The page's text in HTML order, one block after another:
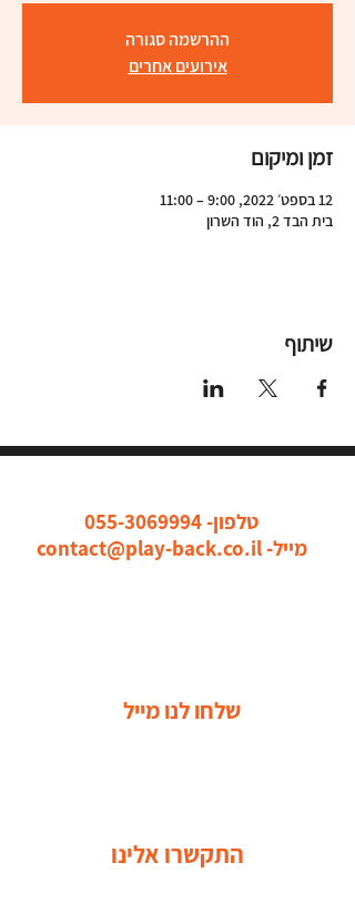
ההרשמה סגורה
אירועים אחרים
זמן ומיקום
12 בספט׳ 2022, 9:00 – 11:00
בית הבד 2, הוד השרון
שיתוף
טלפון-055-3069994
מייל-contact@play-back.co.il
שלחו לנו מייל
התקשרו אלינו